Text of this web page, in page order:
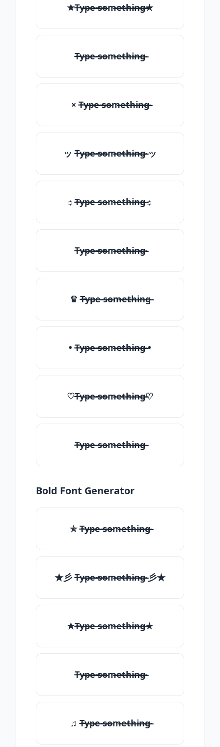
★T̶̴y̶̴p̶̴e̶̴ ̶̴s̶̴o̶̴m̶̴e̶̴t̶̴h̶̴i̶̴n̶̴g̶̴★
T̶̴y̶̴p̶̴e̶̴ ̶̴s̶̴o̶̴m̶̴e̶̴t̶̴h̶̴i̶̴n̶̴g̶̴
× T̶̴y̶̴p̶̴e̶̴ ̶̴s̶̴o̶̴m̶̴e̶̴t̶̴h̶̴i̶̴n̶̴g̶̴
ッ T̶̴y̶̴p̶̴e̶̴ ̶̴s̶̴o̶̴m̶̴e̶̴t̶̴h̶̴i̶̴n̶̴g̶̴ ッ
☼T̶̴y̶̴p̶̴e̶̴ ̶̴s̶̴o̶̴m̶̴e̶̴t̶̴h̶̴i̶̴n̶̴g̶̴☼
T̶̴y̶̴p̶̴e̶̴ ̶̴s̶̴o̶̴m̶̴e̶̴t̶̴h̶̴i̶̴n̶̴g̶̴
♛ T̶̴y̶̴p̶̴e̶̴ ̶̴s̶̴o̶̴m̶̴e̶̴t̶̴h̶̴i̶̴n̶̴g̶̴
• T̶̴y̶̴p̶̴e̶̴ ̶̴s̶̴o̶̴m̶̴e̶̴t̶̴h̶̴i̶̴n̶̴g̶̴ •
♡T̶̴y̶̴p̶̴e̶̴ ̶̴s̶̴o̶̴m̶̴e̶̴t̶̴h̶̴i̶̴n̶̴g̶̴♡
T̶̴y̶̴p̶̴e̶̴ ̶̴s̶̴o̶̴m̶̴e̶̴t̶̴h̶̴i̶̴n̶̴g̶̴
Bold Font Generator
✯ T̶̴y̶̴p̶̴e̶̴ ̶̴s̶̴o̶̴m̶̴e̶̴t̶̴h̶̴i̶̴n̶̴g̶̴
★彡 T̶̴y̶̴p̶̴e̶̴ ̶̴s̶̴o̶̴m̶̴e̶̴t̶̴h̶̴i̶̴n̶̴g̶̴ 彡★
★T̶̴y̶̴p̶̴e̶̴ ̶̴s̶̴o̶̴m̶̴e̶̴t̶̴h̶̴i̶̴n̶̴g̶̴★
T̶̴y̶̴p̶̴e̶̴ ̶̴s̶̴o̶̴m̶̴e̶̴t̶̴h̶̴i̶̴n̶̴g̶̴
♫ T̶̴y̶̴p̶̴e̶̴ ̶̴s̶̴o̶̴m̶̴e̶̴t̶̴h̶̴i̶̴n̶̴g̶̴